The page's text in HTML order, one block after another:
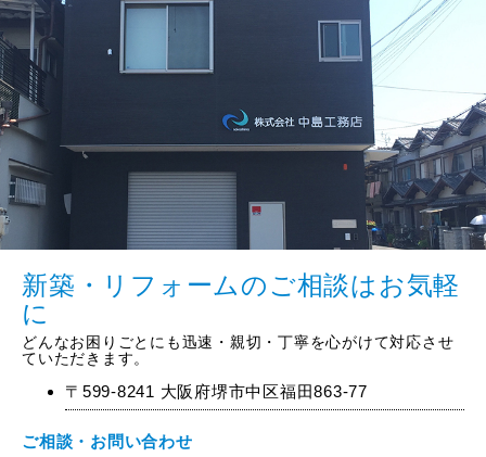
新築・リフォームのご相談はお気軽
に
どんなお困りごとにも迅速・親切・丁寧を心がけて対応させ
ていただきます。
〒599-8241 大阪府堺市中区福田863-77
ご相談・お問い合わせ